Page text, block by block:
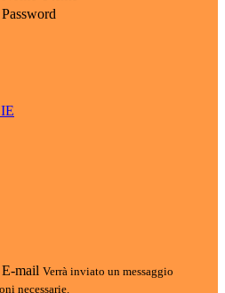
Password
E-mail Verrà inviato un messaggio
necessarie.